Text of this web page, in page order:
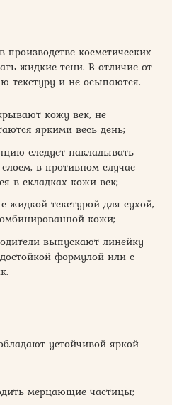
косметических
жидкие тени. В отличие от
текстуру и не осыпаются.
кожу век, не
яркими весь день;
следует накладывать
в противном случае
в складках кожи век;
жидкой текстурой для сухой,
кожи;
выпускают линейку
формулой или с
устойчивой яркой
мерцающие частицы;